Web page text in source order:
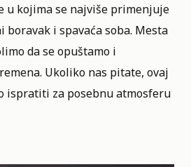
u kojima se najviše primenjuje
i spavaća soba. Mesta
da se opuštamo i
Ukoliko nas pitate, ovaj
ispratiti za posebnu atmosferu